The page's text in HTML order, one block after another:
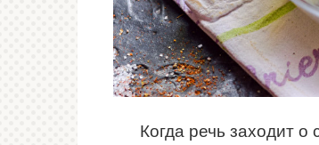
Когда речь заходит